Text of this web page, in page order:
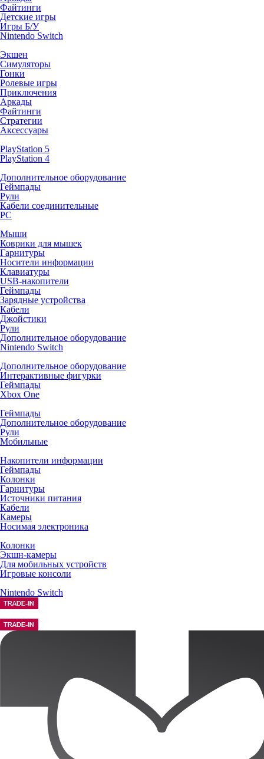
Файтинги
Детские игры
Игры Б/У
Nintendo Switch
Экшен
Симуляторы
Гонки
Ролевые игры
Приключения
Аркады
Файтинги
Стратегии
Аксессуары
PlayStation 5
PlayStation 4
Дополнительное оборудование
Геймпады
Рули
Кабели соединительные
PC
Мыши
Коврики для мышек
Гарнитуры
Носители информации
Клавиатуры
USB-накопители
Геймпады
Зарядные устройства
Кабели
Джойстики
Рули
Дополнительное оборудование
Nintendo Switch
Дополнительное оборудование
Интерактивные фигурки
Геймпады
Xbox One
Геймпады
Дополнительное оборудование
Рули
Мобильные
Накопители информации
Геймпады
Колонки
Гарнитуры
Источники питания
Кабели
Камеры
Носимая электроника
Колонки
Экшн-камеры
Для мобильных устройств
Игровые консоли
Nintendo Switch